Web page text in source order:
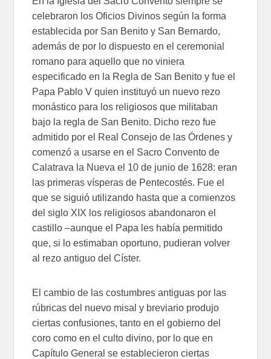
celebraron los Oficios Divinos según la forma
establecida por San Benito y San Bernardo,
además de por lo dispuesto en el ceremonial
romano para aquello que no viniera
especificado en la Regla de San Benito y fue el
Papa Pablo V quien instituyó un nuevo rezo
monástico para los religiosos que militaban
bajo la regla de San Benito. Dicho rezo fue
admitido por el Real Consejo de las Órdenes y
comenzó a usarse en el Sacro Convento de
Calatrava la Nueva el 10 de junio de 1628: eran
las primeras vísperas de Pentecostés. Fue el
que se siguió utilizando hasta que a comienzos
del siglo XIX los religiosos abandonaron el
castillo –aunque el Papa les había permitido
que, si lo estimaban oportuno, pudieran volver
al rezo antiguo del Císter.
El cambio de las costumbres antiguas por las
rúbricas del nuevo misal y breviario produjo
ciertas confusiones, tanto en el gobierno del
coro como en el culto divino, por lo que en
Capítulo General se establecieron ciertas